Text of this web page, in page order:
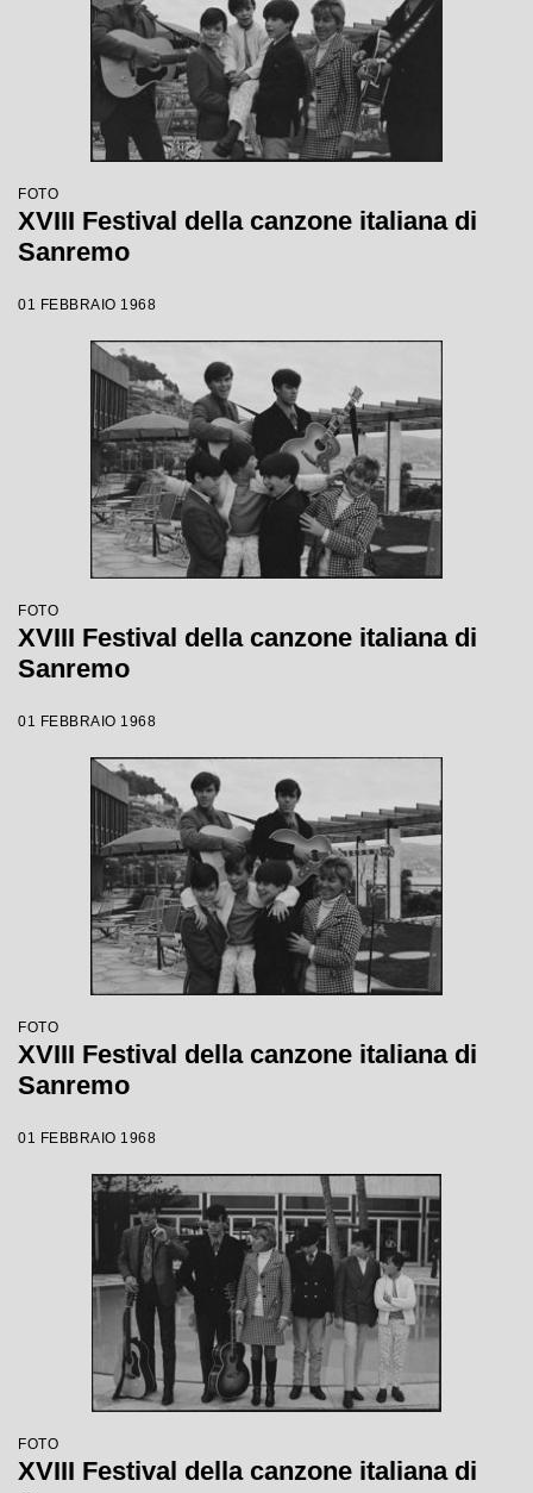
FOTO
XVIII Festival della canzone italiana di
Sanremo
01 FEBBRAIO 1968
FOTO
XVIII Festival della canzone italiana di
Sanremo
01 FEBBRAIO 1968
FOTO
XVIII Festival della canzone italiana di
Sanremo
01 FEBBRAIO 1968
FOTO
XVIII Festival della canzone italiana di